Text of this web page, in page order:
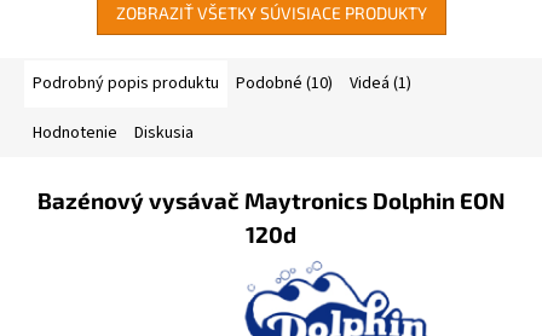
ZOBRAZIŤ VŠETKY SÚVISIACE PRODUKTY
Podrobný popis produktu Podobné (10) Videá (1)
Hodnotenie Diskusia
Bazénový vysávač Maytronics Dolphin EON
120d